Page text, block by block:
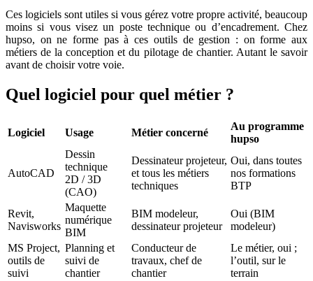
Ces logiciels sont utiles si vous gérez votre propre activité, beaucoup
moins si vous visez un poste technique ou d’encadrement. Chez
hupso, on ne forme pas à ces outils de gestion : on forme aux
métiers de la conception et du pilotage de chantier. Autant le savoir
avant de choisir votre voie.
Quel logiciel pour quel métier ?
Logiciel Usage Métier concerné
Au programme
hupso
AutoCAD
Dessin
technique
2D / 3D
(CAO)
Dessinateur projeteur,
et tous les métiers
techniques
Oui, dans toutes
nos formations
BTP
Revit,
Navisworks
Maquette
numérique
BIM
BIM modeleur,
dessinateur projeteur
Oui (BIM
modeleur)
MS Project,
outils de
suivi
Planning et
suivi de
chantier
Conducteur de
travaux, chef de
chantier
Le métier, oui ;
l’outil, sur le
terrain